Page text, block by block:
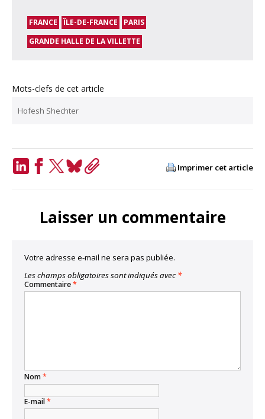
FRANCE ÎLE-DE-FRANCE
PARIS
GRANDE HALLE DE LA VILLETTE
Mots-clefs de cet article
Hofesh Shechter
Imprimer cet article
Laisser un commentaire
Votre adresse e-mail ne sera pas publiée.
Les champs obligatoires sont indiqués avec *
Commentaire*
Nom*
E-mail*